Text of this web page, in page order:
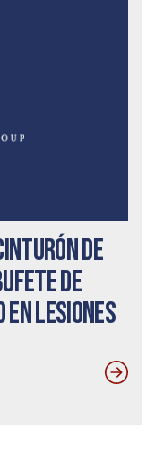
de
de
en lesiones